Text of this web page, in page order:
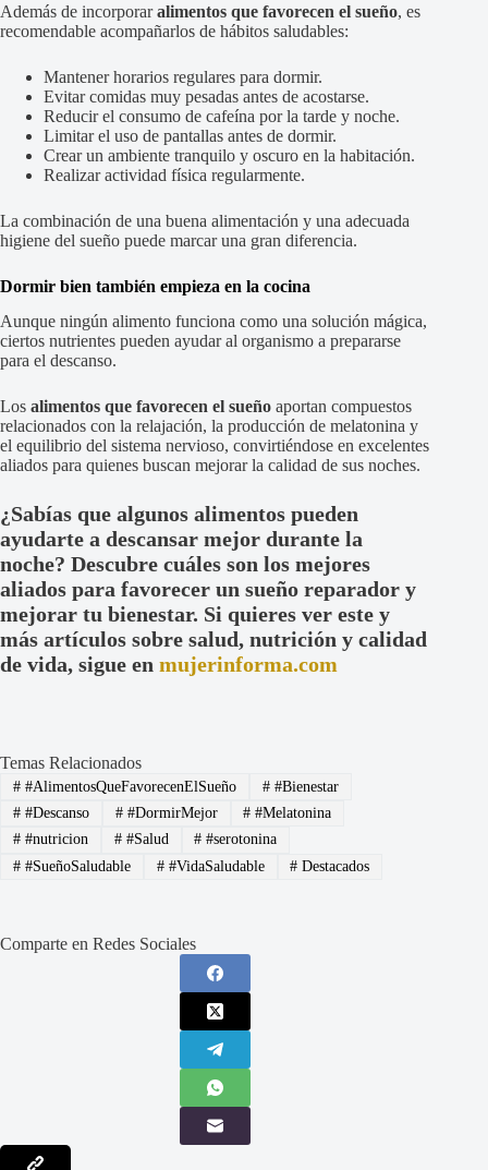
Además de incorporaralimentos que favorecen el sueño, es
recomendable acompañarlos de hábitos saludables:
Mantener horarios regulares para dormir.
Evitar comidas muy pesadas antes de acostarse.
Reducir el consumo de cafeína por la tarde y noche.
Limitar el uso de pantallas antes de dormir.
Crear un ambiente tranquilo y oscuro en la habitación.
Realizar actividad física regularmente.
La combinación de una buena alimentación y una adecuada
higiene del sueño puede marcar una gran diferencia.
Dormir bien también empieza en la cocina
Aunque ningún alimento funciona como una solución mágica,
ciertos nutrientes pueden ayudar al organismo a prepararse
para el descanso.
Los alimentos que favorecen el sueño aportan compuestos
relacionados con la relajación, la producción de melatonina y
el equilibrio del sistema nervioso, convirtiéndose en excelentes
aliados para quienes buscan mejorar la calidad de sus noches.
¿Sabías que algunos alimentos pueden
ayudarte a descansar mejor durante la
noche? Descubre cuáles son los mejores
aliados para favorecer un sueño reparador y
mejorar tu bienestar. Si quieres ver este y
más artículos sobre salud, nutrición y calidad
de vida, sigue en mujerinforma.com
Temas Relacionados
##AlimentosQueFavorecenElSueño ##Bienestar
##Descanso ##DormirMejor # #Melatonina
##nutricion ##Salud # #serotonina
##SueñoSaludable ##VidaSaludable # Destacados
Comparte en Redes Sociales